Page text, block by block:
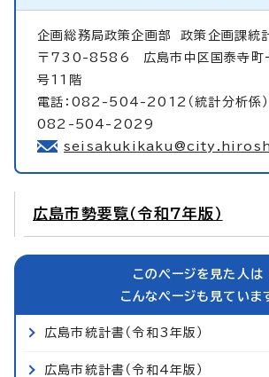
企画総務局政策企画部政策企画課統
〒730-8586 広島市中区国泰寺町
号11階
電話：082-504-2012（統計分析係
082-504-2029
広島市勢要覧（令和7年版）
このページを見た人は
こんなページも見ていま
広島市統計書（令和3年版）
広島市統計書（令和4年版）